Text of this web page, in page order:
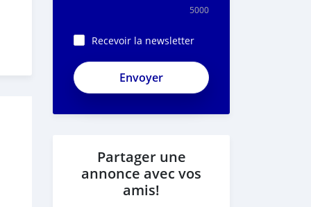
5000
Recevoir la newsletter
Partager une
annonce avec vos
amis!